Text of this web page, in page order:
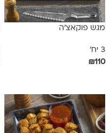
מגש פוקאצ'ה
3 יח'
₪110